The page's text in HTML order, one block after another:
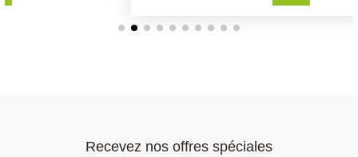
Recevez nos offres spéciales